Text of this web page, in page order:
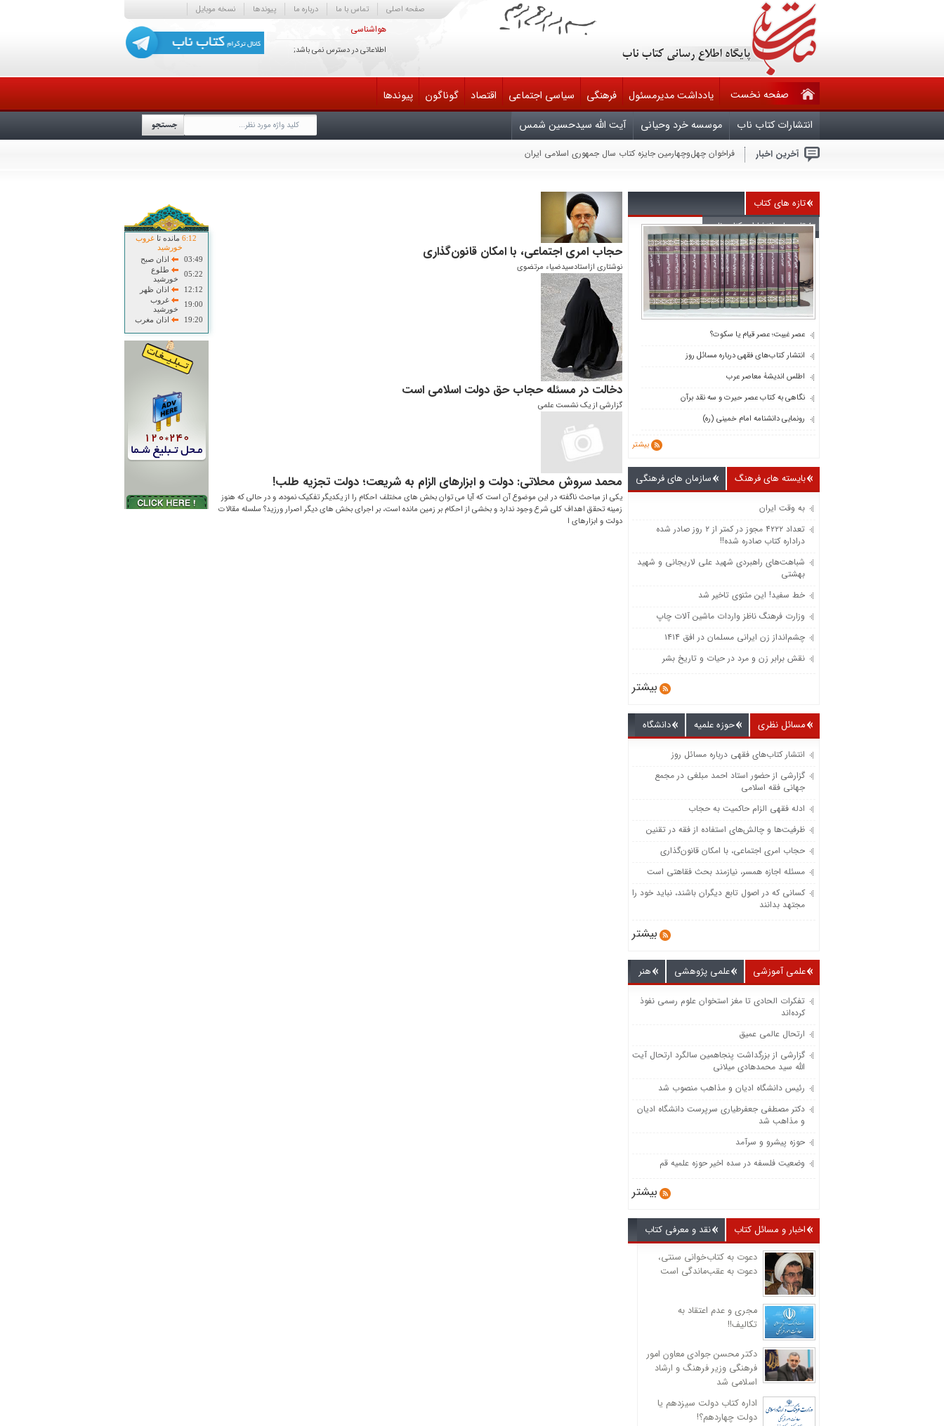
صفحه اصلی تماس با ما درباره ما پیوندها نسخه موبایل
هواشناسی
اطلاعاتی در دسترس نمی باشد;
صفحه نخست یادداشت مدیرمسئول فرهنگی سیاسی اجتماعی اقتصاد گوناگون
پیوندها
انتشارات کتاب ناب
موسسه خرد وحیانی آیت الله سیدحسین شمس
آخرین اخبار فراخوان چهل‌وچهارمین جایزه کتاب سال جمهوری اسلامی ایران
هرکس بخواهد با آمریکا برای صلح مذاکره کند خائن است
جنایتکاران باید بدانند که امر انتقام، متوقّف بر وجود شخص من یا سایر مسئولان نیست
سال روز شهادت چهارمین اختر تابناک آسمان امامت و ولایت تسلیت باد
بیماران سیاسی در قران
آجرک الله یابقیه الله
گزارشی از نشست بعثت خون
تازه های کتاب
تازه های انتشارات کتاب ناب
عصر غیبت؛ عصر قیام یا سکوت؟
انتشار کتاب‌های فقهی درباره مسائل روز
اطلس اندیشۀ معاصر عرب
نگاهی به کتاب عصر حیرت و سه نقد برآن
رونمایی دانشنامه امام خمینی (ره)
بیشتر
بایسته های فرهنگ سازمان های فرهنگی
به وقت ایران
تعداد ۴۲۲۲ مجوز در کمتر از ۲ روز صادر شده
دراداره کتاب صادره شده!!
شباهت‌های راهبردی شهید علی لاریجانی و شهید
بهشتی
خط سفید! این مثنوی تاخیر شد
وزارت فرهنگ ناظز واردات ماشین‌ آلات چاپ
چشم‌انداز زن ایرانی مسلمان در افق ۱۴۱۴
نقش برابر زن و مرد در حیات و تاریخ بشر
بیشتر
مسائل نظری حوزه علمیه دانشگاه
انتشار کتاب‌های فقهی درباره مسائل روز
گزارشی از حضور استاد احمد مبلغی در مجمع
جهانی فقه اسلامی
ادله فقهی الزام حاکمیت به حجاب
ظرفیت‌‌ها و چالش‌‌های استفاده از فقه در تقنین
حجاب امری اجتماعی، با امکان قانون‌گذاری
مسئله اجازه همسر، نیازمند بحث فقاهتی است
کسانی که در اصول تابع دیگران باشند، نباید خود را
مجتهد بدانند
بیشتر
علمی آموزشی علمی پژوهشی هنر
تفکرات الحادی تا مغز استخوان علوم رسمی نفوذ
کرده‌اند
ارتحال عالمی عمیق
گزارشی از بزرگداشت پنجاهمین سالگرد ارتحال آیت
الله سید محمدهادی میلانی
رئیس دانشگاه ادیان و مذاهب منصوب شد
دکتر مصطفی جعفرطیاری سرپرست دانشگاه ادیان
و مذاهب شد
حوزه پیشرو و سرآمد
وضعیت فلسفه در سده اخیر حوزه علمیه قم
بیشتر
اخبار و مسائل کتاب نقد و معرفی کتاب
دعوت به کتاب‌خوانی سنتی،
دعوت به عقب‌ماندگی است
مجری و عدم اعتقاد به
تکالیف!!
دکتر محسن جوادی معاون امور
فرهنگی وزیر فرهنگ و ارشاد
اسلامی شد
اداره کتاب دولت سیزدهم یا
دولت چهاردهم؟!
6:12 مانده تاغروب
خورشید
03:49
اذان صبح
05:22
طلوع
خورشید
12:12
اذان ظهر
19:00
غروب
خورشید
19:20
اذان مغرب
حجاب امری اجتماعی، با امکان قانون‌گذاری
نوشتاری ازاستادسیدضیاء مرتضوی
دخالت در مسئله حجاب حق دولت اسلامی است
گزارشی از یک نشست علمی
محمد سروش محلاتی: دولت و ابزارهای الزام به شریعت؛ دولت تجزیه طلب!
یکی از مباحث ناگفته در این موضوع آن است که آیا می توان بخش های مختلف احکام را از یکدیگر تفکیک نموده، و در حالی که هنوز
زمینه تحقق اهداف کلی شرع وجود ندارد و بخشی از احکام بر زمین مانده است، بر اجرای بخش های دیگر اصرار ورزید؟ سلسله مقالات
دولت و ابزارهای ا